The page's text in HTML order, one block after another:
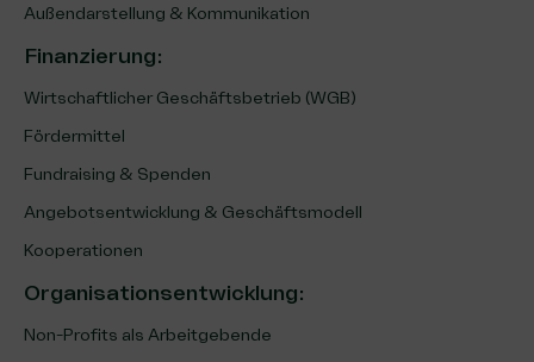
Außendarstellung & Kommunikation
Finanzierung:
Wirtschaftlicher Geschäftsbetrieb (WGB)
Fördermittel
Fundraising & Spenden
Angebotsentwicklung & Geschäftsmodell
Kooperationen
Organisationsentwicklung:
Non-Profits als Arbeitgebende